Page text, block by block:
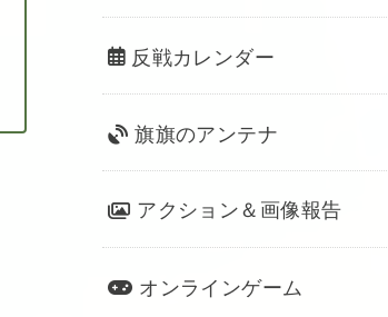
反戦カレンダー
旗旗のアンテナ
アクション＆画像報告
オンラインゲーム